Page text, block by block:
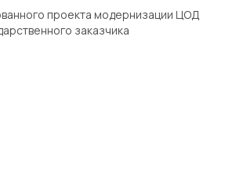
проекта модернизации ЦОД
заказчика